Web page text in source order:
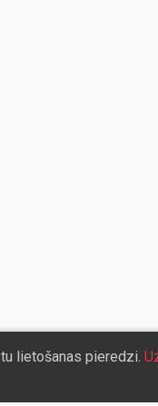
lietošanas pieredzi.